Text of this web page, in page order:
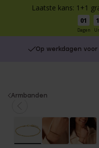
Laatste kans: 1+1
01
Dagen
Op werkdagen
You
Armbanden